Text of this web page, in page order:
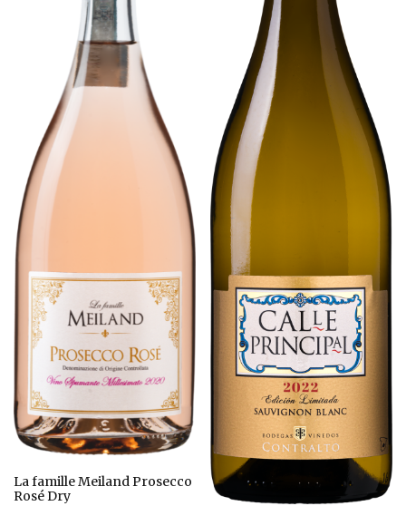
La famille Meiland Prosecco
Rosé Dry